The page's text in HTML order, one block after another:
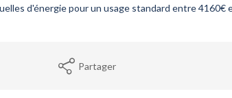
d'énergie pour un usage standard entre 4160€
Partager